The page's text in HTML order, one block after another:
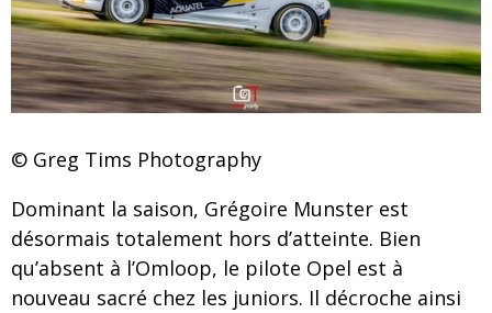
© Greg Tims Photography
Dominant la saison, Grégoire Munster est
désormais totalement hors d’atteinte. Bien
qu’absent à l’Omloop, le pilote Opel est à
nouveau sacré chez les juniors. Il décroche ainsi